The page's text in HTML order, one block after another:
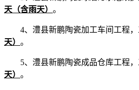
天（含雨天） 。
4、澧县新鹏陶瓷加工车间工程，
天） 。
5、澧县新鹏陶瓷成品仓库工程，
天） 。